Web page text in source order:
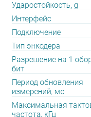
Ударостойкость, g
Интерфейс
Подключение
Тип энкодера
Разрешение на 1
бит
Период обновления
измерений, мс
Максимальная
частота, кГц